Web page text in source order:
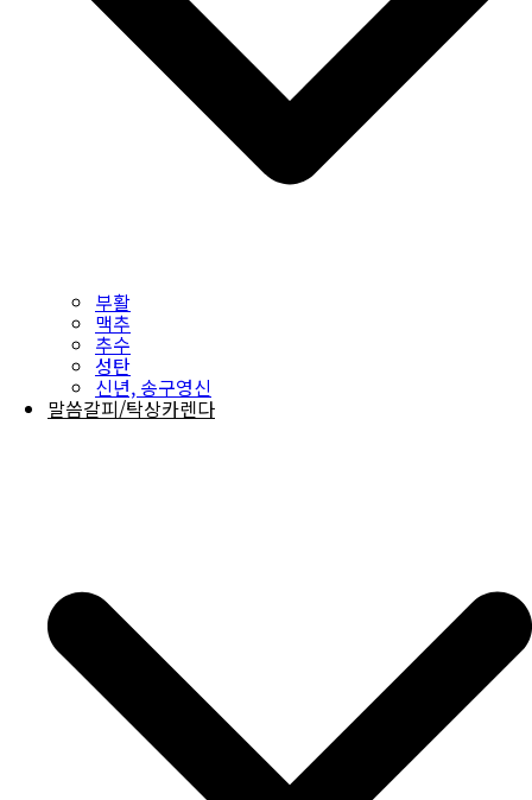
부활
맥추
추수
성탄
신년, 송구영신
말씀갈피/탁상카렌다